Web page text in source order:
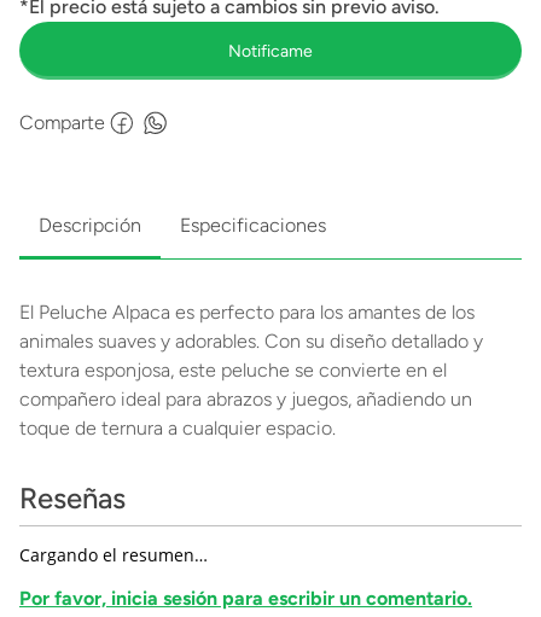
Comparte
Descripción Especificaciones
El Peluche Alpaca es perfecto para los amantes de los
animales suaves y adorables. Con su diseño detallado y
textura esponjosa, este peluche se convierte en el
compañero ideal para abrazos y juegos, añadiendo un
toque de ternura a cualquier espacio.
Reseñas
Cargando el resumen…
Por favor, inicia sesión para escribir un comentario.